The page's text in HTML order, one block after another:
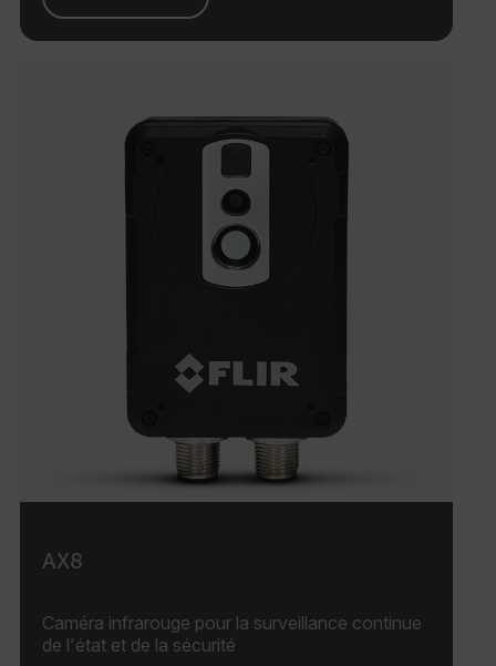
AX8
Caméra infrarouge pour la surveillance continue
de l'état et de la sécurité
cashrun_site_id
sf_territory
x-ms-cpim-cache|[-
__epiXSRF